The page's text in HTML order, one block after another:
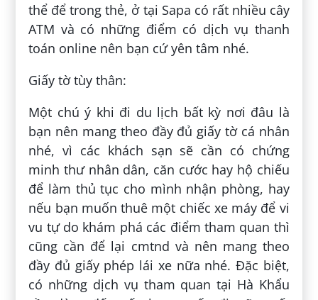
thể để trong thẻ, ở tại Sapa có rất nhiều cây
ATM và có những điểm có dịch vụ thanh
toán online nên bạn cứ yên tâm nhé.
Giấy tờ tùy thân:
Một chú ý khi đi du lịch bất kỳ nơi đâu là
bạn nên mang theo đầy đủ giấy tờ cá nhân
nhé, vì các khách sạn sẽ cần có chứng
minh thư nhân dân, căn cước hay hộ chiếu
để làm thủ tục cho mình nhận phòng, hay
nếu bạn muốn thuê một chiếc xe máy để vi
vu tự do khám phá các điểm tham quan thì
cũng cần để lại cmtnd và nên mang theo
đầy đủ giấy phép lái xe nữa nhé. Đặc biệt,
có những dịch vụ tham quan tại Hà Khẩu